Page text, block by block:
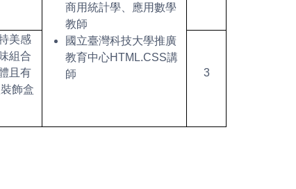
商用統計學、應用數學
教師
國立臺灣科技大學推廣
教育中心HTML.CSS講
師
美感
組合
且有
飾盒
3